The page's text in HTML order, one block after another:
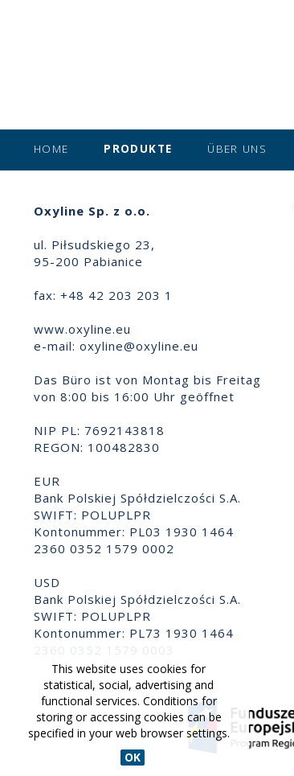
HOME PRODUKTE ÜBER UNS
Oxyline Sp. z o.o.
ul. Piłsudskiego 23,
95-200 Pabianice
fax: +48 42 203 203 1
www.oxyline.eu
e-mail: oxyline@oxyline.eu
Das Büro ist von Montag bis Freitag
von 8:00 bis 16:00 Uhr geöffnet
NIP PL: 7692143818
REGON: 100482830
EUR
Bank Polskiej Spółdzielczości S.A.
SWIFT: POLUPLPR
Kontonummer: PL03 1930 1464
2360 0352 1579 0002
USD
Bank Polskiej Spółdzielczości S.A.
SWIFT: POLUPLPR
Kontonummer: PL73 1930 1464
This website uses cookies for
statistical, social, advertising and
functional services. Conditions for
storing or accessing cookies can be
specified in your web browser settings.
OK